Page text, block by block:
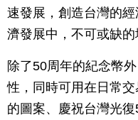
速發展，創造台灣的
濟發展中，不可或缺的
除了50周年的紀念幣
性，同時可用在日常
的圖案、慶祝台灣光